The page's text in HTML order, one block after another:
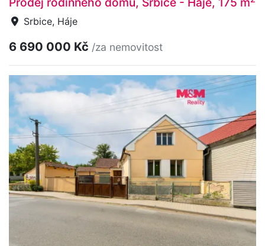
Srbice, Háje
6 690 000 Kč /za nemovitost